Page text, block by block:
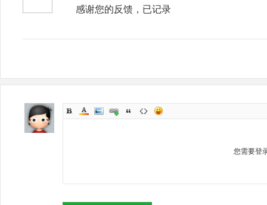
感谢您的反馈，已记录
您需要登